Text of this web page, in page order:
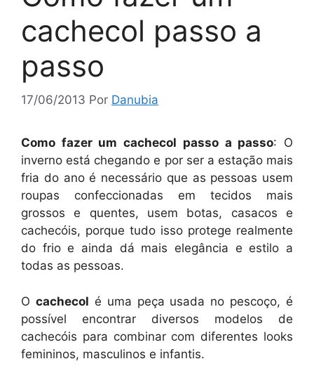
cachecol passo a
passo
17/06/2013 Por Danubia
Como fazer um cachecol passo a passo: O
inverno está chegando e por ser a estação mais
fria do ano é necessário que as pessoas usem
roupas confeccionadas em tecidos mais
grossos e quentes, usem botas, casacos e
cachecóis, porque tudo isso protege realmente
do frio e ainda dá mais elegância e estilo a
todas as pessoas.
O cachecol é uma peça usada no pescoço, é
possível encontrar diversos modelos de
cachecóis para combinar com diferentes looks
femininos, masculinos e infantis.